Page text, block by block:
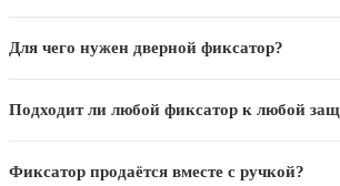
Для чего нужен дверной фиксатор?
Подходит ли любой фиксатор к любой
Фиксатор продаётся вместе с ручкой?